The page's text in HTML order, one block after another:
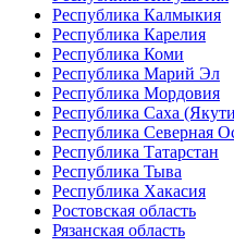
Республика Калмыкия
Республика Карелия
Республика Коми
Республика Марий Эл
Республика Мордовия
Республика Саха
Республика Северная
Республика Татарстан
Республика Тыва
Республика Хакасия
Ростовская область
Рязанская область